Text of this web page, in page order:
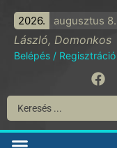
2026. augusztus 8.
László, Domonkos
Belépés / Regisztráció